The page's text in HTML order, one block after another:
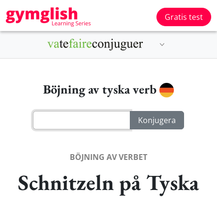
Gratis test
Böjning av tyska verb
BÖJNING AV VERBET
Schnitzeln på Tyska